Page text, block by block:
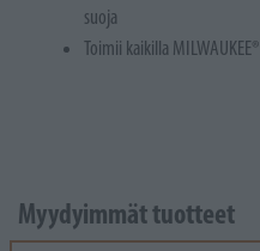
suoja
Toimii kaikilla MILWAUKEE®
Myydyimmät tuotteet